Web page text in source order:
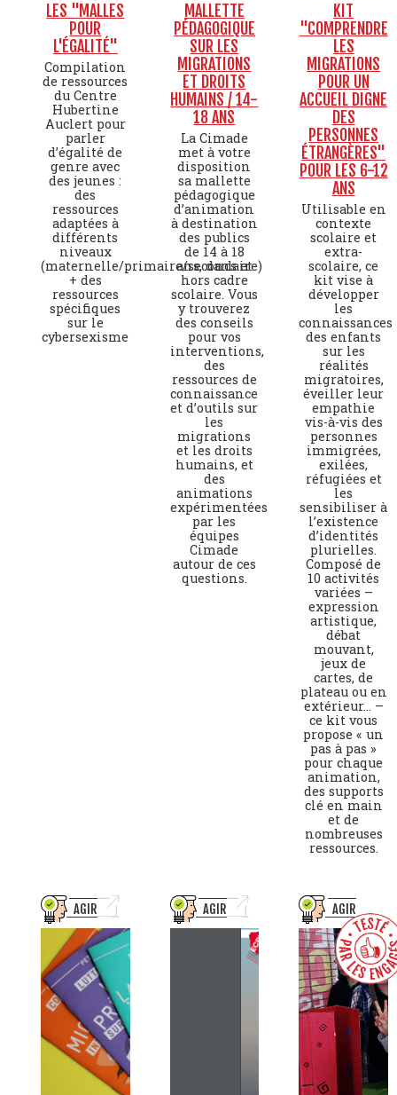
LES "MALLES
POUR
L'ÉGALITÉ"
Compilation
de ressources
du Centre
Hubertine
Auclert pour
parler
d’égalité de
genre avec
des jeunes :
des
ressources
adaptées à
différents
niveaux
(maternelle/primaire/secondaire)
+ des
ressources
spécifiques
sur le
cybersexisme
MALLETTE
PÉDAGOGIQUE
SUR LES
MIGRATIONS
ET DROITS
HUMAINS / 14-
18 ANS
La Cimade
met à votre
disposition
sa mallette
pédagogique
d’animation
à destination
des publics
de 14 à 18
ans, dans et
hors cadre
scolaire. Vous
y trouverez
des conseils
pour vos
interventions,
des
ressources de
connaissance
et d’outils sur
les
migrations
et les droits
humains, et
des
animations
expérimentées
par les
équipes
Cimade
autour de ces
questions.
KIT
"COMPRENDRE
LES
MIGRATIONS
POUR UN
ACCUEIL DIGNE
DES
PERSONNES
ÉTRANGÈRES"
POUR LES 6-12
ANS
Utilisable en
contexte
scolaire et
extra-
scolaire, ce
kit vise à
développer
les
connaissances
des enfants
sur les
réalités
migratoires,
éveiller leur
empathie
vis-à-vis des
personnes
immigrées,
exilées,
réfugiées et
les
sensibiliser à
l’existence
d’identités
plurielles.
Composé de
10 activités
variées –
expression
artistique,
débat
mouvant,
jeux de
cartes, de
plateau ou en
extérieur… –
ce kit vous
propose « un
pas à pas »
pour chaque
animation,
des supports
clé en main
et de
nombreuses
ressources.
AGIR AGIR AGIR